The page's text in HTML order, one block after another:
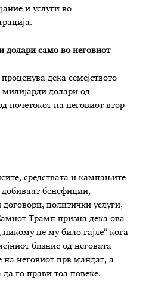
и услуги во
долари само во неговиот
дека семејството
долари од
почетокот на неговиот втор
средствата и кампањите
добиваат бенефиции,
политички услуги,
Трамп призна дека ова
не му било гајле“ кога
бизнис од неговата
на неговиот прв мандат, а
да го прави тоа повеќе.